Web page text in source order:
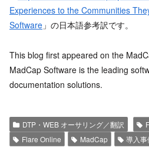
Experiences to the Communities
Software 」の日本語参考訳です。
This blog first appeared on the
MadCap Software is the leading
documentation solutions.
DTP・WEB オーサリング／翻訳
Flare Online
MadCap 導入事